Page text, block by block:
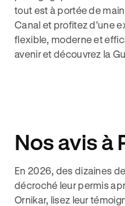
tout est à portée de
Canal et profitez d'une
flexible, moderne et
avenir et découvrez la
Nos avis à
En 2026, des dizaines
décroché leur permis
Ornikar, lisez leur